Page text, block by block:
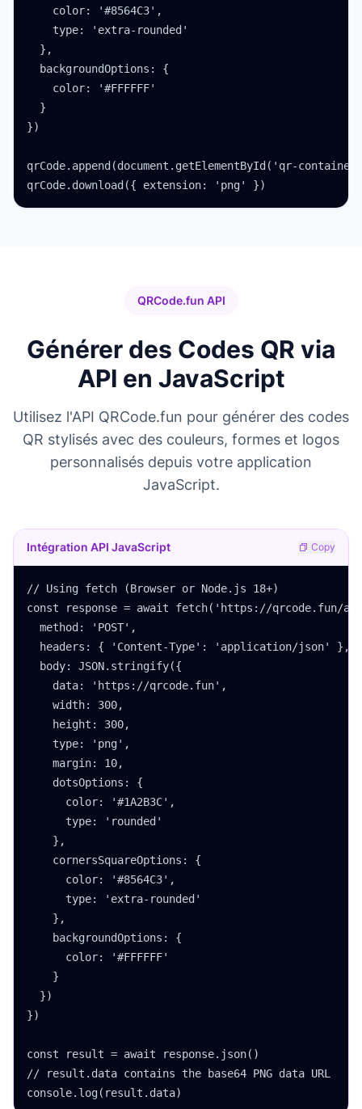
    color: '#8564C3',
    type: 'extra-rounded'
  },
  backgroundOptions: {
    color: '#FFFFFF'
  }
})
qrCode.append(document.getElementById('qr-
qrCode.download({ extension: 'png' })
QRCode.fun API
Générer des Codes QR via
API en JavaScript
Utilisez l'API QRCode.fun pour générer des codes
QR stylisés avec des couleurs, formes et logos
personnalisés depuis votre application
JavaScript.
Intégration API JavaScript Copy
// Using fetch (Browser or Node.js 18+)
const response = await fetch('https://qrcode.fun/
  method: 'POST',
  headers: { 'Content-Type': 'application/json' },
  body: JSON.stringify({
    data: 'https://qrcode.fun',
    width: 300,
    height: 300,
    type: 'png',
    margin: 10,
    dotsOptions: {
      color: '#1A2B3C',
      type: 'rounded'
    },
    cornersSquareOptions: {
      color: '#8564C3',
      type: 'extra-rounded'
    },
    backgroundOptions: {
      color: '#FFFFFF'
    }
  })
})
const result = await response.json()
// result.data contains the base64 PNG data URL
console.log(result.data)